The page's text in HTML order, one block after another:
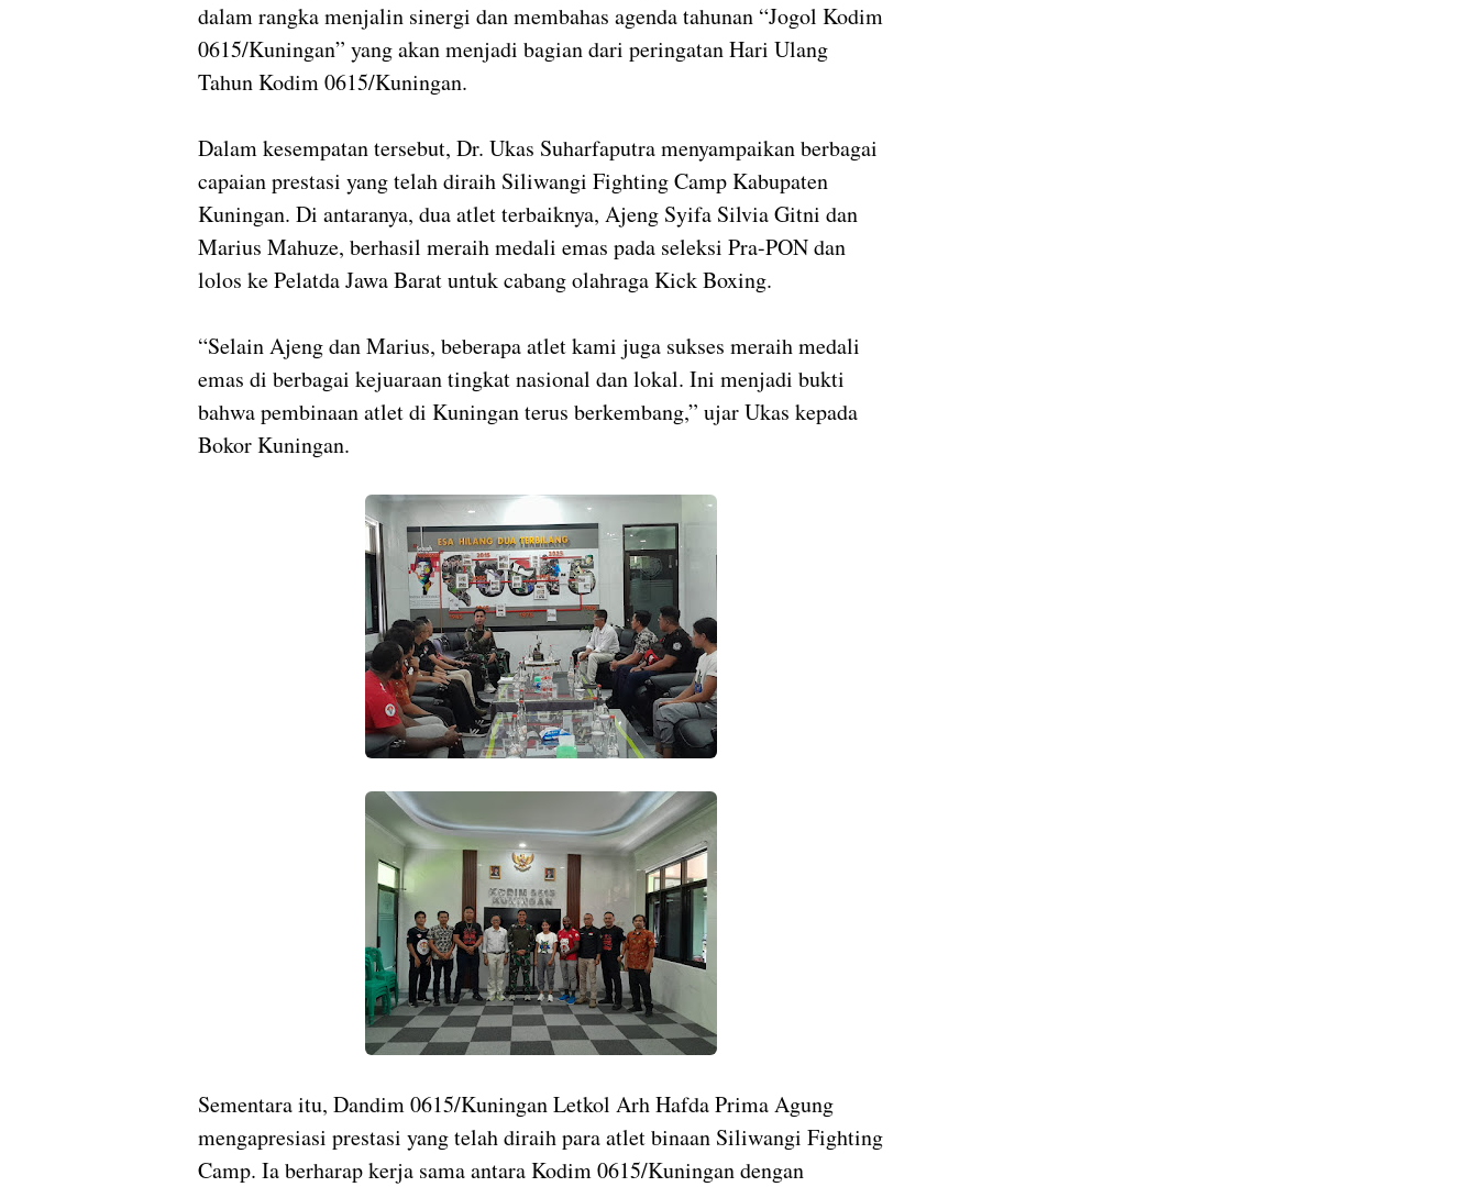
dalam rangka menjalin sinergi dan membahas agenda tahunan “Jogol Kodim
0615/Kuningan” yang akan menjadi bagian dari peringatan Hari Ulang
Tahun Kodim 0615/Kuningan.
Dalam kesempatan tersebut, Dr. Ukas Suharfaputra menyampaikan berbagai
capaian prestasi yang telah diraih Siliwangi Fighting Camp Kabupaten
Kuningan. Di antaranya, dua atlet terbaiknya, Ajeng Syifa Silvia Gitni dan
Marius Mahuze, berhasil meraih medali emas pada seleksi Pra-PON dan
lolos ke Pelatda Jawa Barat untuk cabang olahraga Kick Boxing.
“Selain Ajeng dan Marius, beberapa atlet kami juga sukses meraih medali
emas di berbagai kejuaraan tingkat nasional dan lokal. Ini menjadi bukti
bahwa pembinaan atlet di Kuningan terus berkembang,” ujar Ukas kepada
Bokor Kuningan.
Sementara itu, Dandim 0615/Kuningan Letkol Arh Hafda Prima Agung
mengapresiasi prestasi yang telah diraih para atlet binaan Siliwangi Fighting
Camp. Ia berharap kerja sama antara Kodim 0615/Kuningan dengan